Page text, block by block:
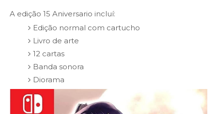
A edição 15 Aniversario incluí:
Edição normal com cartucho
Livro de arte
12 cartas
Banda sonora
Diorama